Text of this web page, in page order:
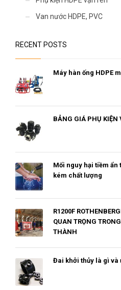
Van nước HDPE, PVC
RECENT POSTS
Máy hàn ống HDPE
BẢNG GIÁ PHỤ KIỆN
Mối nguy hại tiềm
kém chất lượng
R1200F
QUAN TRỌNG
THÀNH
Đai khởi thủy là gì và